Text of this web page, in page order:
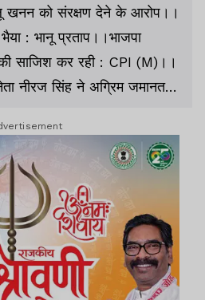
खनन को संरक्षण देने के आरोप।।
: भानू प्रताप।।भाजपा
की साजिश कर रही : CPI (M)।।
नीरज सिंह ने अग्रिम जमानत
छापा ।।राज अस्पताल प्रकरण :
में नाली, स्ट्रीट लाइट,
में खर्च होंगे 14,231 करोड़।।
के घर पर चला बुलडोजर।।
को किया आतंकवादी
ने डिएगो माराडोना का
-युविका चौधरी के सेपरेशन